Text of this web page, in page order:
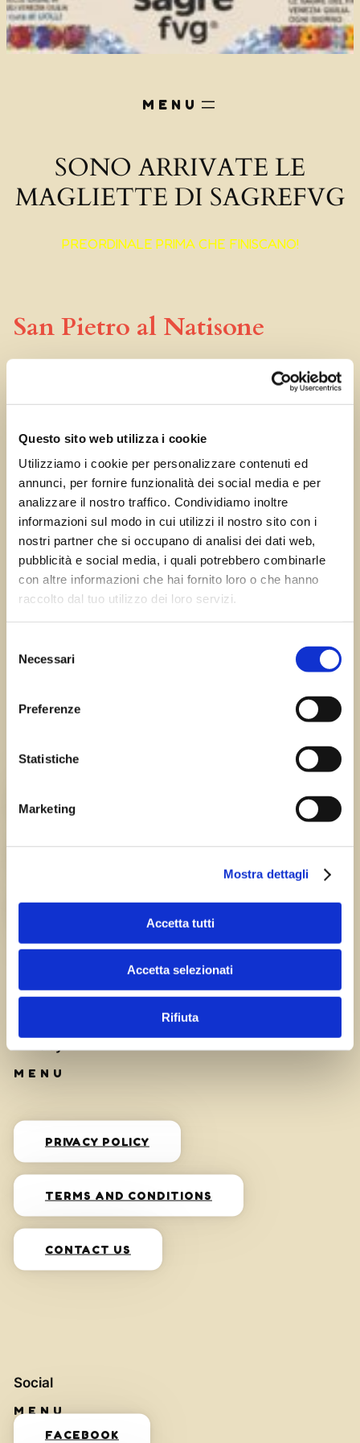
Questo sito web utilizza i cookie
Utilizziamo i cookie per personalizzare contenuti ed
annunci, per fornire funzionalità dei social media e per
analizzare il nostro traffico. Condividiamo inoltre
informazioni sul modo in cui utilizzi il nostro sito con i
nostri partner che si occupano di analisi dei dati web,
pubblicità e social media, i quali potrebbero combinarle
con altre informazioni che hai fornito loro o che hanno
raccolto dal tuo utilizzo dei loro servizi.
delNecessari
Preferenze
Statistiche
Marketing
Mostra dettagli
Accetta tutti
Accetta selezionati
Rifiuta
SONO ARRIVATE LE
MAGLIETTE DI SAGREFVG
PREORDINALE PRIMA CHE FINISCANO!
San Pietro al Natisone
← Precedente:
Pordenone
Successivo:Maniago
→
Errore:Modulo di contatto non trovato.
Chi siamo
TEAM
PRIVACY POLICY
TERMS AND CONDITIONS
CONTACT US
Social
FACEBOOK